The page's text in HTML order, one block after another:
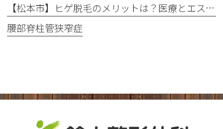
【松本市】ヒゲ脱毛のメリットは？医療とエステの違いや「値段・回数・痛み」を徹底解説
腰部脊柱管狭窄症